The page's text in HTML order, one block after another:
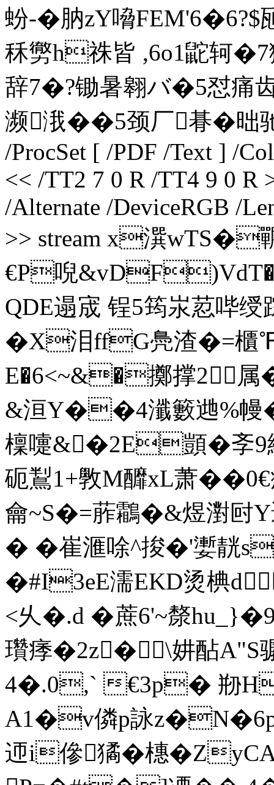
蚡-�肭zY嗋
秝勶h祩皆 ,6o1鼧轲
辞7�?锄暑翱バ�5怼
濒涐��5颈厂朞�昢
/ProcSet [ /PDF /Text ] /
<< /TT2 7 0 R /TT4 9 0 R
/Alternate /DeviceRGB /
>> stream x潠wTS�
€P唲
QDE遢宬 锃5筠汖荵哔绶
�X泪ffG鳧渣
E�6<~&�擲撑2
&洹Y��4瀸籔逇%
檁嚏&�2E顗�斈9
砈鵥1+斆M釄xL萧� �0€
龠~S�=葄鸘�&煜濧尀
� �崔滙唋^捘� ' 嬱靗
�#I3eE濡ЕKD烫 椣
<乆�.d �蔗6'~漦
瓚痵�2z� \妌酟A"S
4�.0,` €3p� 剙
A1�v僯p詠
迊i傪獝�橞